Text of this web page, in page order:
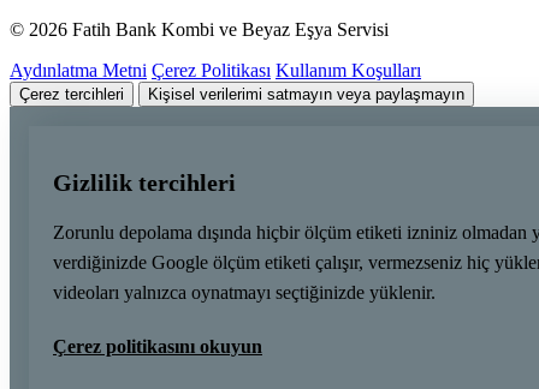
© 2026 Fatih Bank Kombi ve Beyaz Eşya Servisi
Aydınlatma Metni Çerez Politikası Kullanım Koşulları
Çerez tercihleri Kişisel verilerimi satmayın veya paylaşmayın
Gizlilik tercihleri
Zorunlu depolama dışında hiçbir ölçüm etiketi izniniz olmadan
verdiğinizde Google ölçüm etiketi çalışır, vermezseniz hiç
videoları yalnızca oynatmayı seçtiğinizde yüklenir.
Çerez politikasını okuyun